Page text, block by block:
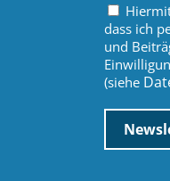
dass ich
und
(siehe